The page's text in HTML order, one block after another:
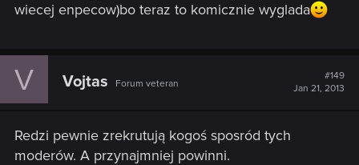
wiecej enpecow)bo teraz to komicznie wyglada
V Vojtas Forum veteran
#149
Jan 21, 2013
Redzi pewnie zrekrutują kogoś sposród tych
moderów. A przynajmniej powinni.